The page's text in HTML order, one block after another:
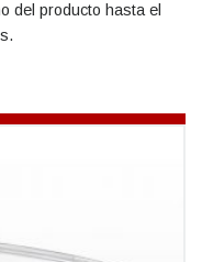
del producto hasta el